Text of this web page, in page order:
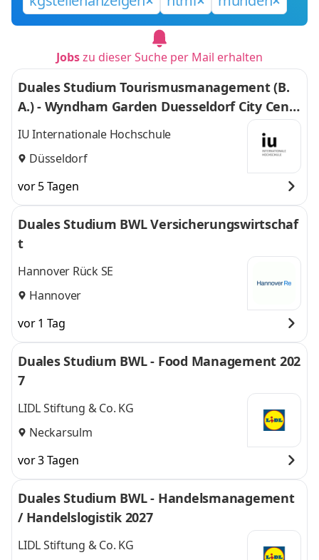
Jobszu dieser Suche per Mail erhalten
Duales Studium Tourismusmanagement (B.
A.) - Wyndham Garden Duesseldorf City Centr
e Koenigsallee Hotel
IU Internationale Hochschule
Düsseldorf
vor 5 Tagen
Duales Studium BWL Versicherungswirtschaf
t
Hannover Rück SE
Hannover
vor 1 Tag
Duales Studium BWL - Food Management 202
7
LIDL Stiftung & Co. KG
Neckarsulm
vor 3 Tagen
Duales Studium BWL - Handelsmanagement
/ Handelslogistik 2027
LIDL Stiftung & Co. KG